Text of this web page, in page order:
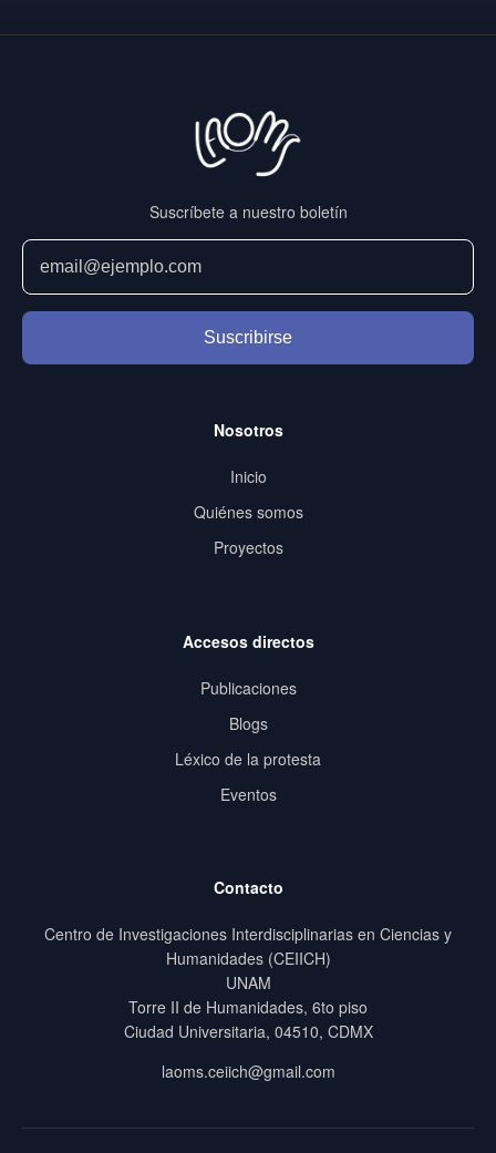
Suscríbete a nuestro boletín
Suscribirse
Nosotros
Inicio
Quiénes somos
Proyectos
Accesos directos
Publicaciones
Blogs
Léxico de la protesta
Eventos
Contacto
Centro de Investigaciones Interdisciplinarias en Ciencias y
Humanidades (CEIICH)
UNAM
Torre II de Humanidades, 6to piso
Ciudad Universitaria, 04510, CDMX
laoms.ceiich@gmail.com